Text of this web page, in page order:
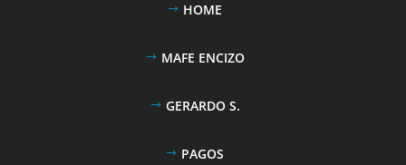
HOME
MAFE ENCIZO
GERARDO S.
PAGOS